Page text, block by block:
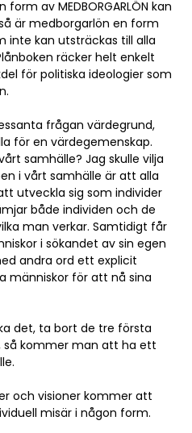
av MEDBORGARLÖN kan
är medborgarlön en form
inte kan utsträckas till alla
räcker helt enkelt
för politiska ideologier som
frågan värdegrund,
för en värdegemenskap.
samhälle? Jag skulle vilja
i vårt samhälle är att alla
utveckla sig som individer
både individen och de
man verkar. Samtidigt får
i sökandet av sin egen
andra ord ett explicit
människor för att nå sina
det, ta bort de tre första
så kommer man att ha ett
och visioner kommer att
misär i någon form.